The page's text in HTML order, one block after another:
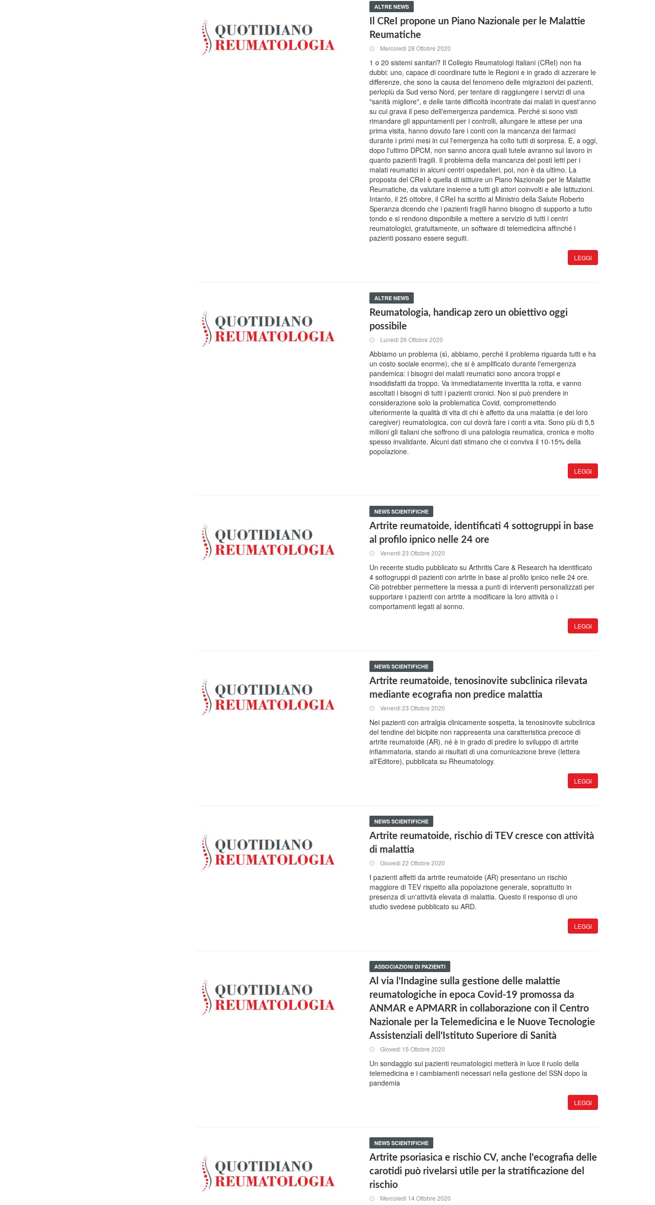
ALTRE NEWS
Il CReI propone un Piano Nazionale per le Malattie
Reumatiche
Mercoledi 28 Ottobre 2020
1 o 20 sistemi sanitari? Il Collegio Reumatologi Italiani (CReI) non ha
dubbi: uno, capace di coordinare tutte le Regioni e in grado di azzerare le
differenze, che sono la causa del fenomeno delle migrazioni dei pazienti,
perlopiù da Sud verso Nord, per tentare di raggiungere i servizi di una
"sanità migliore", e delle tante difficoltà incontrate dai malati in quest'anno
su cui grava il peso dell'emergenza pandemica. Perché si sono visti
rimandare gli appuntamenti per i controlli, allungare le attese per una
prima visita, hanno dovuto fare i conti con la mancanza dei farmaci
durante i primi mesi in cui l'emergenza ha colto tutti di sorpresa. E, a oggi,
dopo l'ultimo DPCM, non sanno ancora quali tutele avranno sul lavoro in
quanto pazienti fragili. Il problema della mancanza dei posti letti per i
malati reumatici in alcuni centri ospedalieri, poi, non è da ultimo. La
proposta del CReI è quella di istituire un Piano Nazionale per le Malattie
Reumatiche, da valutare insieme a tutti gli attori coinvolti e alle Istituzioni.
Intanto, il 25 ottobre, il CReI ha scritto al Ministro della Salute Roberto
Speranza dicendo che i pazienti fragili hanno bisogno di supporto a tutto
tondo e si rendono disponibile a mettere a servizio di tutti i centri
reumatologici, gratuitamente, un software di telemedicina affinché i
pazienti possano essere seguiti.
LEGGI
ALTRE NEWS
Reumatologia, handicap zero un obiettivo oggi
possibile
Lunedi 26 Ottobre 2020
Abbiamo un problema (sì, abbiamo, perché il problema riguarda tutti e ha
un costo sociale enorme), che si è amplificato durante l'emergenza
pandemica: i bisogni dei malati reumatici sono ancora troppi e
insoddisfatti da troppo. Va immediatamente invertita la rotta, e vanno
ascoltati i bisogni di tutti i pazienti cronici. Non si può prendere in
considerazione solo la problematica Covid, compromettendo
ulteriormente la qualità di vita di chi è affetto da una malattia (e dei loro
caregiver) reumatologica, con cui dovrà fare i conti a vita. Sono più di 5,5
milioni gli italiani che soffrono di una patologia reumatica, cronica e molto
spesso invalidante. Alcuni dati stimano che ci conviva il 10-15% della
popolazione.
LEGGI
NEWS SCIENTIFICHE
Artrite reumatoide, identificati 4 sottogruppi in base
al profilo ipnico nelle 24 ore
Venerdi 23 Ottobre 2020
Un recente studio pubblicato su Arthritis Care & Research ha identificato
4 sottogruppi di pazienti con artrite in base al profilo ipnico nelle 24 ore.
Ciò potrebber permettere la messa a punti di interventi personalizzati per
supportare i pazienti con artrite a modificare la loro attività o i
comportamenti legati al sonno.
LEGGI
NEWS SCIENTIFICHE
Artrite reumatoide, tenosinovite subclinica rilevata
mediante ecografia non predice malattia
Venerdi 23 Ottobre 2020
Nei pazienti con artralgia clinicamente sospetta, la tenosinovite subclinica
del tendine del bicipite non rappresenta una caratteristica precoce di
artrite reumatoide (AR), né è in grado di predire lo sviluppo di artrite
infiammatoria, stando ai risultati di una comunicazione breve (lettera
all'Editore), pubblicata su Rheumatology.
LEGGI
NEWS SCIENTIFICHE
Artrite reumatoide, rischio di TEV cresce con attività
di malattia
Giovedi 22 Ottobre 2020
I pazienti affetti da artrite reumatoide (AR) presentano un rischio
maggiore di TEV rispetto alla popolazione generale, soprattutto in
presenza di un'attività elevata di malattia. Questo il responso di uno
studio svedese pubblicato su ARD.
LEGGI
ASSOCIAZIONI DI PAZIENTI
Al via l'Indagine sulla gestione delle malattie
reumatologiche in epoca Covid-19 promossa da
ANMAR e APMARR in collaborazione con il Centro
Nazionale per la Telemedicina e le Nuove Tecnologie
Assistenziali dell'Istituto Superiore di Sanità
Giovedi 15 Ottobre 2020
Un sondaggio sui pazienti reumatologici metterà in luce il ruolo della
telemedicina e i cambiamenti necessari nella gestione del SSN dopo la
pandemia
LEGGI
NEWS SCIENTIFICHE
Artrite psoriasica e rischio CV, anche l'ecografia delle
carotidi può rivelarsi utile per la stratificazione del
rischio
Mercoledi 14 Ottobre 2020